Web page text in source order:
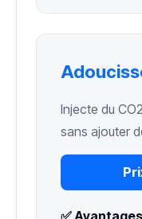
Injecte du
sans ajouter
✅ Avantages